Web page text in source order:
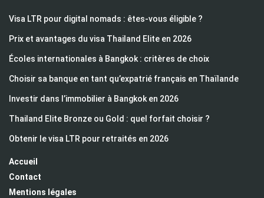
Visa LTR pour digital nomads : êtes-vous éligible ?
Prix et avantages du visa Thailand Elite en 2026
Écoles internationales à Bangkok : critères de choix
Choisir sa banque en tant qu’expatrié français en Thaïlande
Investir dans l’immobilier à Bangkok en 2026
Thailand Elite Bronze ou Gold : quel forfait choisir ?
Obtenir le visa LTR pour retraités en 2026
Accueil
Contact
Mentions légales